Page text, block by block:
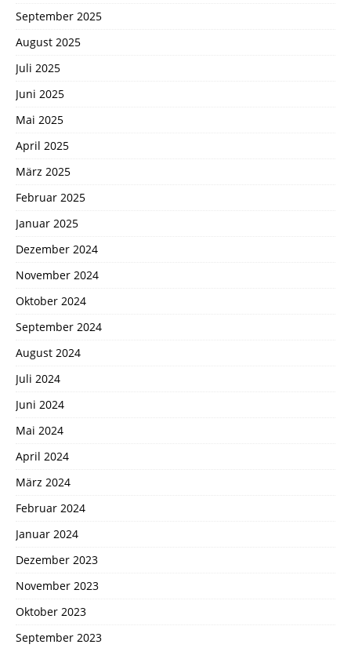
September 2025
August 2025
Juli 2025
Juni 2025
Mai 2025
April 2025
März 2025
Februar 2025
Januar 2025
Dezember 2024
November 2024
Oktober 2024
September 2024
August 2024
Juli 2024
Juni 2024
Mai 2024
April 2024
März 2024
Februar 2024
Januar 2024
Dezember 2023
November 2023
Oktober 2023
September 2023